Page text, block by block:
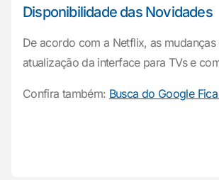
Disponibilidade das Novidades
De acordo com a Netflix, as
atualização da interface para TVs e
Confira também: Busca do Google